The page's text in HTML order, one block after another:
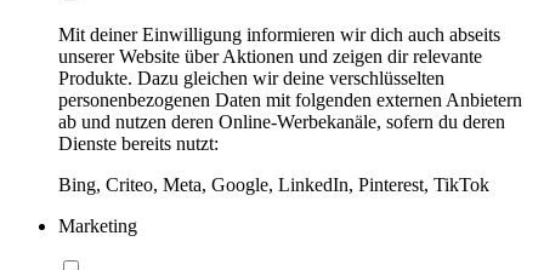
Mit deiner Einwilligung informieren wir dich auch abseits
unserer Website über Aktionen und zeigen dir relevante
Produkte. Dazu gleichen wir deine verschlüsselten
personenbezogenen Daten mit folgenden externen Anbietern
ab und nutzen deren Online-Werbekanäle, sofern du deren
Dienste bereits nutzt:
Bing, Criteo, Meta, Google, LinkedIn, Pinterest, TikTok
Marketing